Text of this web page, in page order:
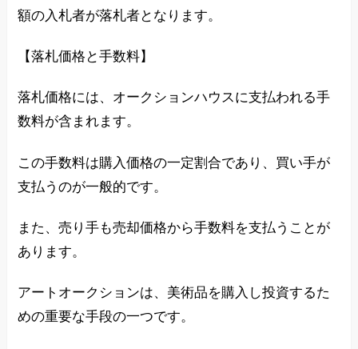
額の入札者が落札者となります。
【落札価格と手数料】
落札価格には、オークションハウスに支払われる手
数料が含まれます。
この手数料は購入価格の一定割合であり、買い手が
支払うのが一般的です。
また、売り手も売却価格から手数料を支払うことが
あります。
アートオークションは、美術品を購入し投資するた
めの重要な手段の一つです。